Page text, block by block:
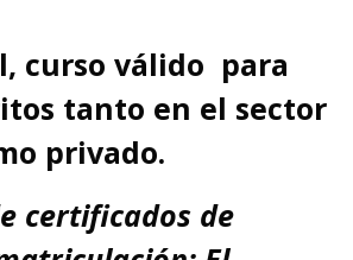
curso válido para
tanto en el sector
privado.
certificados de